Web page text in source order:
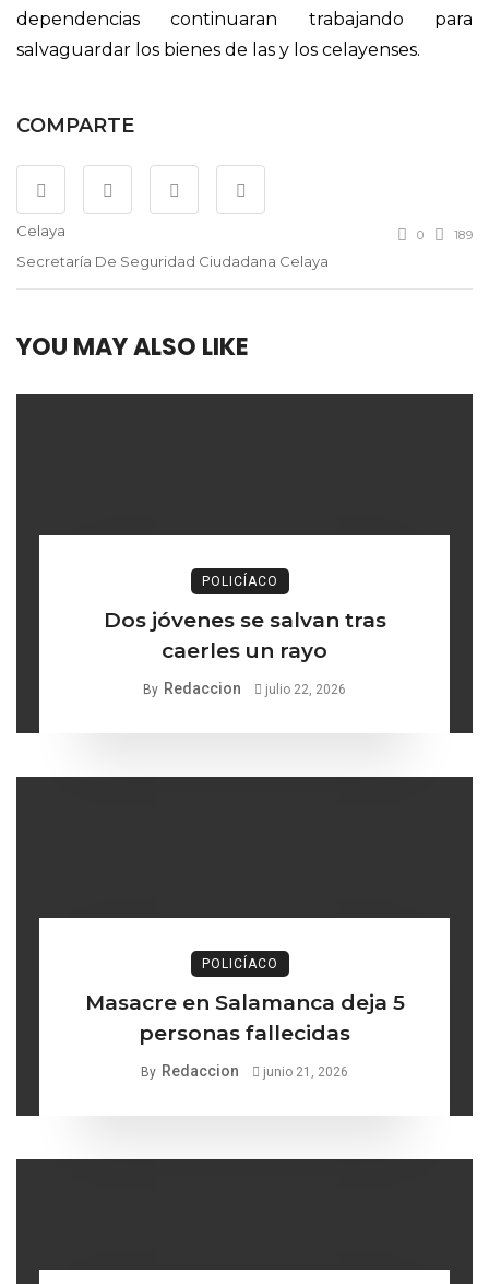
dependencias continuaran trabajando para
salvaguardar los bienes de las y los celayenses.
COMPARTE
Celaya
Secretaría De Seguridad Ciudadana Celaya
0 189
YOU MAY ALSO LIKE
POLICÍACO
Dos jóvenes se salvan tras
caerles un rayo
By Redaccion julio 22, 2026
POLICÍACO
Masacre en Salamanca deja 5
personas fallecidas
By Redaccion junio 21, 2026